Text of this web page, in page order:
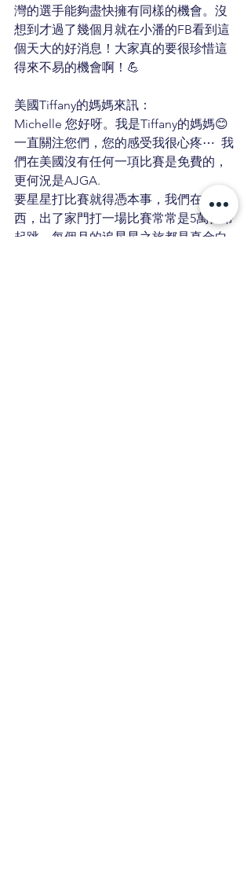
灣的選手能夠盡快擁有同樣的機會。沒
想到才過了幾個月就在小潘的FB看到這
個天大的好消息！大家真的要很珍惜這
得來不易的機會啊！💪
美國Tiffany的媽媽來訊：
Michelle 您好呀。我是Tiffany的媽媽😊
一直關注您們，您的感受我很心疼⋯  我
們在美國沒有任何一項比賽是免費的，
更何況是AJGA.
要星星打比賽就得憑本事，我們在美
西，出了家門打一場比賽常常是5萬台幣
起跳。每個月的追星星之旅都是真金白